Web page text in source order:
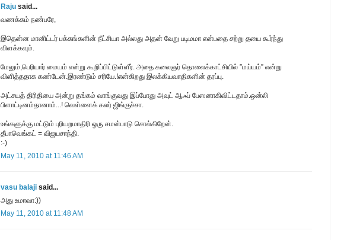
Raju said...
வணக்கம் நண்பரே,
இதென்ன மானிட்டர் பக்கங்களின் நீட்சியா அல்லது அதன் வேறு படிமமா என்பதை சற்று தயை கூர்ந்து
விளக்கவும்.
மேலும்,பெரியார் மையம் என்று கூறிப்பிட்டுள்ளீர். அதை கலைஞர் தொலைக்காட்சியில் ”மய்யம்” என்று
விளித்ததாக கண்டேன்.இரண்டும் சரியே.!என்கிறது இலக்கியவாதிகளின் தரப்பு.
அட்சயத் திரிதியை அன்று தங்கம் வாங்குவது இப்போது அவுட் ஆஃப் பேஸனாகிவிட்டதாம்.ஒன்லி
பிளாட்டினம்தானாம்...! வெள்ளைக் கலர் ஜிங்குச்சா.
உங்களுக்கு மட்டும் புரியறமாதிரி ஒரு சமன்பாடு சொல்கிறேன்.
தீபாவெங்கட் = விஜயசாந்தி.
:-)
May 11, 2010 at 11:46 AM
vasu balaji said...
அது உமாவா:))
May 11, 2010 at 11:48 AM